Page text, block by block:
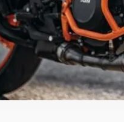
この画像の記事を